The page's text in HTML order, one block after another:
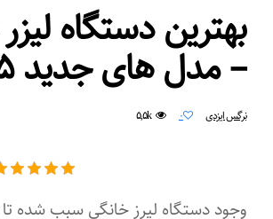
بهترین دستگاه
– مدل های جدید ۲۰۲۵
نرگس ایزدی ۰ ۵,۵k
وجود دستگاه لیرز خانگی سبب شده تا